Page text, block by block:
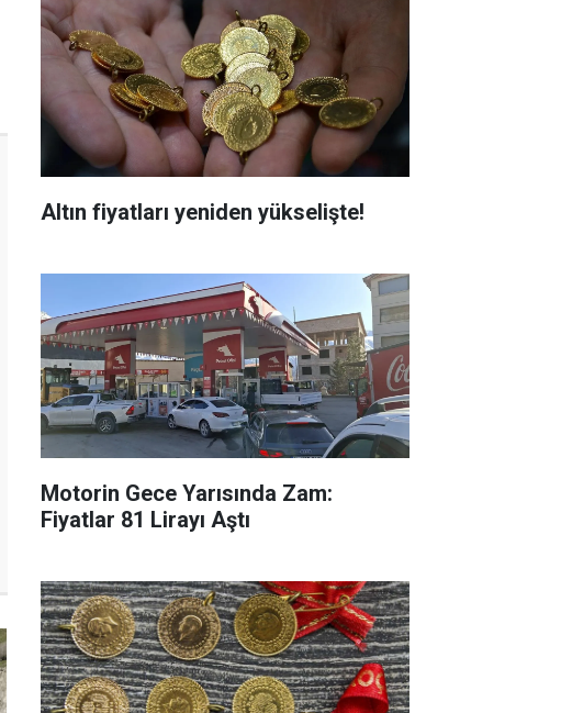
Altın fiyatları yeniden yükselişte!
Motorin Gece Yarısında Zam:
Fiyatlar 81 Lirayı Aştı